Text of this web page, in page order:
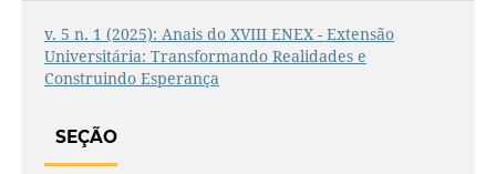
v. 5 n. 1 (2025): Anais do XVIII ENEX - Extensão
Universitária: Transformando Realidades e
Construindo Esperança
SEÇÃO